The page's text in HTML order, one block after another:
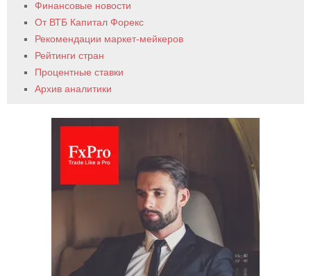
Финансовые новости
От ВТБ Капитал Форекс
Рекомендации маркет-мейкеров
Рейтинги стран
Процентные ставки
Архив аналитики